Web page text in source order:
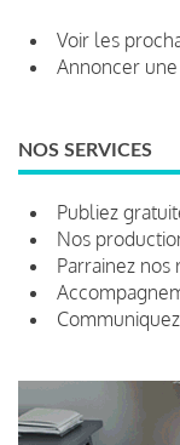
Voir les
Annoncer
NOS SERVICES
Publiez
Nos
Parrainez